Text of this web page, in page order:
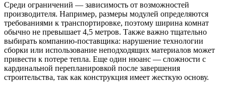
Среди ограничений — зависимость от возможностей
производителя. Например, размеры модулей определяются
требованиями к транспортировке, поэтому ширина комнат
обычно не превышает 4,5 метров. Также важно тщательно
выбирать компанию-поставщика: нарушение технологии
сборки или использование неподходящих материалов может
привести к потере тепла. Еще один нюанс — сложности с
кардинальной перепланировкой после завершения
строительства, так как конструкция имеет жесткую основу.